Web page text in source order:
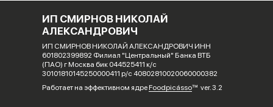
ИП СМИРНОВ НИКОЛАЙ
АЛЕКСАНДРОВИЧ
ИП СМИРНОВ НИКОЛАЙ АЛЕКСАНДРОВИЧ ИНН
601802399892 Филиал "Центральный" Банка ВТБ
(ПАО) г Москва бик 044525411 к/с
30101810145250000411 р/с 40802810020060000382
Работает на эффективном ядре Foodpicássover. 3.2